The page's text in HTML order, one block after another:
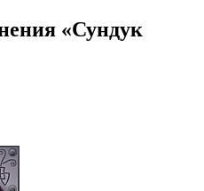
«Сундук